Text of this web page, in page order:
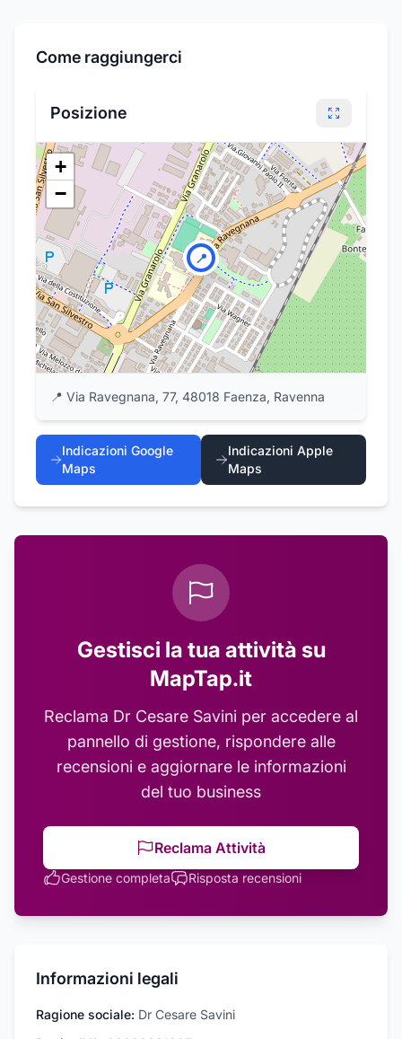
Come raggiungerci
Posizione
📍
+
−
📍 Via Ravegnana, 77, 48018 Faenza, Ravenna
Indicazioni Google
Maps
Indicazioni Apple
Maps
Gestisci la tua attività su
MapTap.it
Reclama Dr Cesare Savini per accedere al
pannello di gestione, rispondere alle
recensioni e aggiornare le informazioni
del tuo business
Reclama Attività
Gestione completa Risposta recensioni
Informazioni legali
Ragione sociale: Dr Cesare Savini